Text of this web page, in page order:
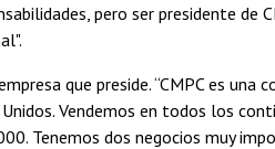
pero ser presidente de
que preside. “CMPC es una
Vendemos en todos los
Tenemos dos negocios muy